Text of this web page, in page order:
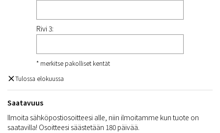
Rivi 3:
* merkitse pakolliset kentät
Tulossa elokuussa
Saatavuus
Ilmoita sähköpostiosoitteesi alle, niin ilmoitamme kun tuote on
saatavilla! Osoitteesi säästetään 180 päivää.